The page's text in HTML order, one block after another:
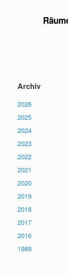
Archiv
2026
2025
2024
2023
2022
2021
2020
2019
2018
2017
2016
1989